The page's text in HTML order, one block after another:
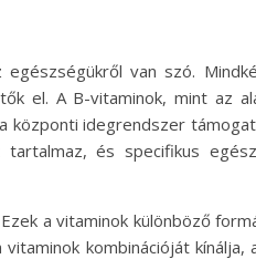
van szó.
el. A B-vitaminok, mint az
idegrendszer
és specifikus
a vitaminok különböző
kombinációját kínálja,